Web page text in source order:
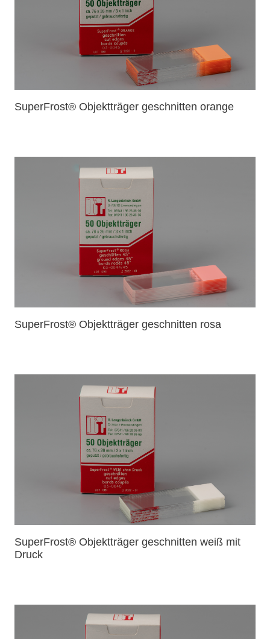
SuperFrost® Objektträger geschnitten orange
SuperFrost® Objektträger geschnitten rosa
SuperFrost® Objektträger geschnitten weiß mit
Druck